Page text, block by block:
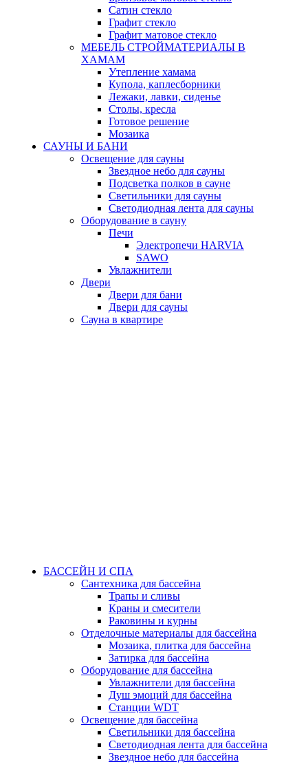
Сатин стекло
Графит стекло
Графит матовое стекло
МЕБЕЛЬ СТРОЙМАТЕРИАЛЫ В
ХАМАМ
Утепление хамама
Купола, каплесборники
Лежаки, лавки, сиденье
Столы, кресла
Готовое решение
Мозаика
САУНЫ И БАНИ
Освещение для сауны
Звездное небо для сауны
Подсветка полков в сауне
Светильники для сауны
Светодиодная лента для сауны
Оборудование в сауну
Печи
Электропечи HARVIA
SAWO
Увлажнители
Двери
Двери для бани
Двери для сауны
Сауна в квартире
БАССЕЙН И СПА
Сантехника для бассейна
Трапы и сливы
Краны и смесители
Раковины и курны
Отделочные материалы для бассейна
Мозаика, плитка для бассейна
Затирка для бассейна
Оборудование для бассейна
Увлажнители для бассейна
Душ эмоций для бассейна
Станции WDT
Освещение для бассейна
Светильники для бассейна
Светодиодная лента для бассейна
Звездное небо для бассейна